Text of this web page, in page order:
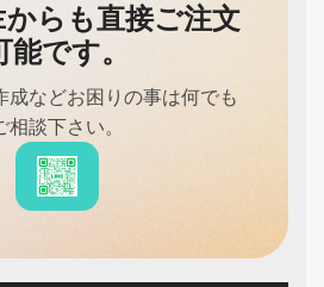
らも直接ご注文
能です。
成などお困りの事は何でも
相談下さい。